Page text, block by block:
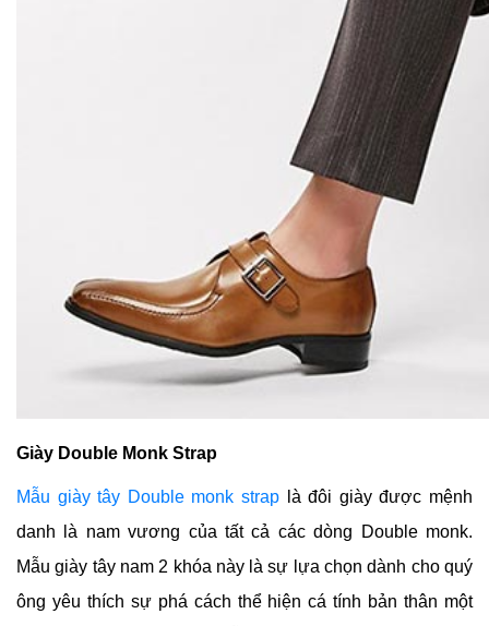
Giày Double Monk Strap
Mẫu giày tây Double monk strap là đôi giày được mệnh
danh là nam vương của tất cả các dòng Double monk.
Mẫu giày tây nam 2 khóa này là sự lựa chọn dành cho quý
ông yêu thích sự phá cách thể hiện cá tính bản thân một